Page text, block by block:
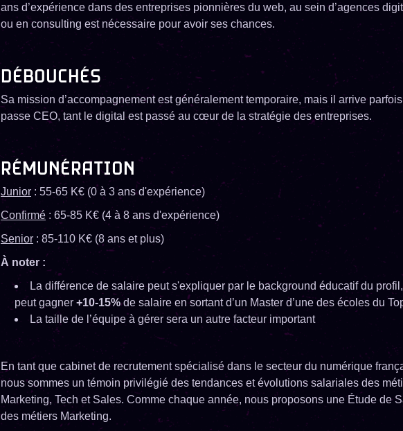
ans d’expérience dans des entreprises pionnières du web, au sein d’agences
ou en consulting est nécessaire pour avoir ses chances.
DÉBOUCHÉS
Sa mission d’accompagnement est généralement temporaire, mais il arrive parfois
passe CEO, tant le digital est passé au cœur de la stratégie des entreprises.
RÉMUNÉRATION
Junior : 55-65 K€ (0 à 3 ans d'expérience)
Confirmé : 65-85 K€ (4 à 8 ans d'expérience)
Senior : 85-110 K€ (8 ans et plus)
À noter :
La différence de salaire peut s'expliquer par le background éducatif du
peut gagner +10-15%de salaire en sortant d’un Master d’une des écoles du
La taille de l’équipe à gérer sera un autre facteur important
En tant que cabinet de recrutement spécialisé dans le secteur du numérique
nous sommes un témoin privilégié des tendances et évolutions salariales des
Marketing, Tech et Sales. Comme chaque année, nous proposons une Étude de
des métiers Marketing.